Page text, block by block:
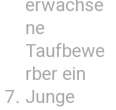
erwachse
ne
Taufbewe
rber ein
Junge